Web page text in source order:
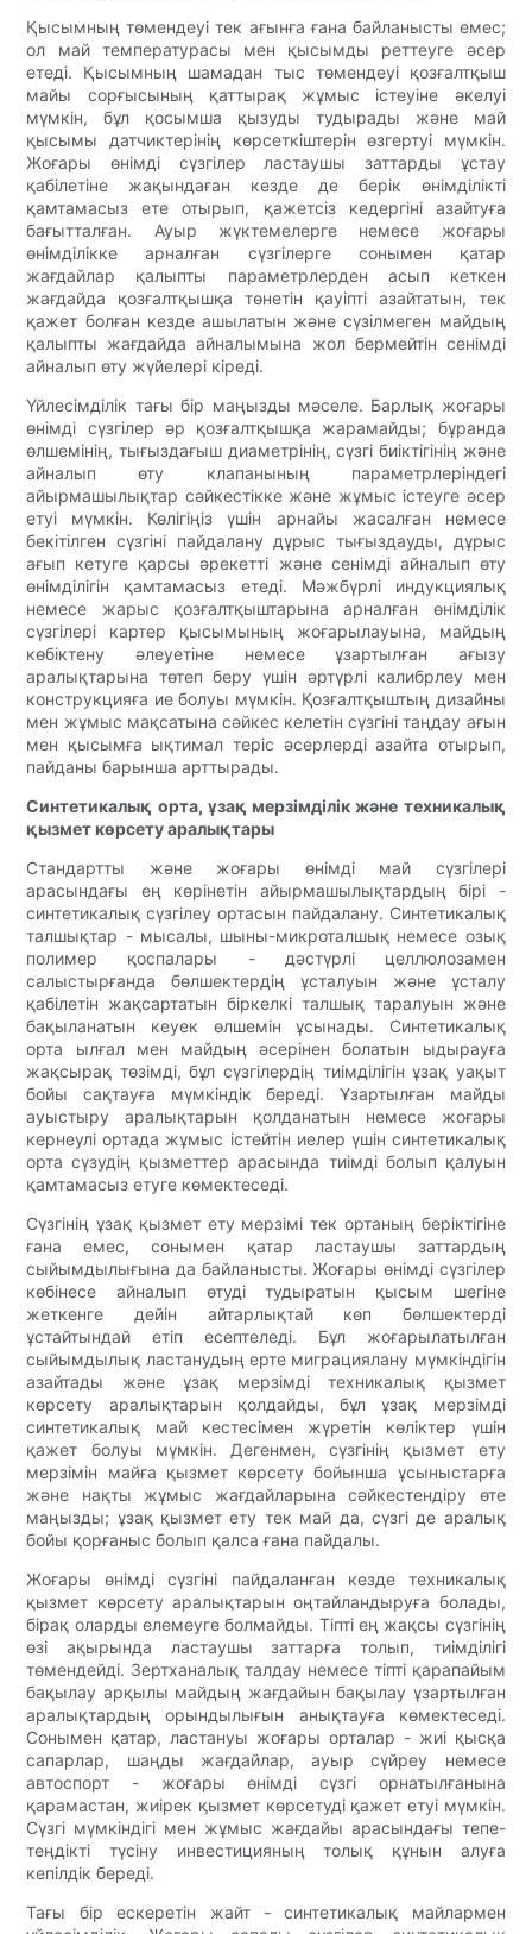
Қысымның төмендеуі тек ағынға ғана байланысты емес;
ол май температурасы мен қысымды реттеуге әсер
етеді. Қысымның шамадан тыс төмендеуі қозғалтқыш
майы сорғысының қаттырақ жұмыс істеуіне әкелуі
мүмкін, бұл қосымша қызуды тудырады және май
қысымы датчиктерінің көрсеткіштерін өзгертуі мүмкін.
Жоғары өнімді сүзгілер ластаушы заттарды ұстау
қабілетіне жақындаған кезде де берік өнімділікті
қамтамасыз ете отырып, қажетсіз кедергіні азайтуға
бағытталған. Ауыр жүктемелерге немесе жоғары
өнімділікке арналған сүзгілерге сонымен қатар
жағдайлар қалыпты параметрлерден асып кеткен
жағдайда қозғалтқышқа төнетін қауіпті азайтатын, тек
қажет болған кезде ашылатын және сүзілмеген майдың
қалыпты жағдайда айналымына жол бермейтін сенімді
айналып өту жүйелері кіреді.
Үйлесімділік тағы бір маңызды мәселе. Барлық жоғары
өнімді сүзгілер әр қозғалтқышқа жарамайды; бұранда
өлшемінің, тығыздағыш диаметрінің, сүзгі биіктігінің және
айналып өту клапанының параметрлеріндегі
айырмашылықтар сәйкестікке және жұмыс істеуге әсер
етуі мүмкін. Көлігіңіз үшін арнайы жасалған немесе
бекітілген сүзгіні пайдалану дұрыс тығыздауды, дұрыс
ағып кетуге қарсы әрекетті және сенімді айналып өту
өнімділігін қамтамасыз етеді. Мәжбүрлі индукциялық
немесе жарыс қозғалтқыштарына арналған өнімділік
сүзгілері картер қысымының жоғарылауына, майдың
көбіктену әлеуетіне немесе ұзартылған ағызу
аралықтарына төтеп беру үшін әртүрлі калибрлеу мен
конструкцияға ие болуы мүмкін. Қозғалтқыштың дизайны
мен жұмыс мақсатына сәйкес келетін сүзгіні таңдау ағын
мен қысымға ықтимал теріс әсерлерді азайта отырып,
пайданы барынша арттырады.
Синтетикалық орта, ұзақ мерзімділік және техникалық
қызмет көрсету аралықтары
Стандартты және жоғары өнімді май сүзгілері
арасындағы ең көрінетін айырмашылықтардың бірі -
синтетикалық сүзгілеу ортасын пайдалану. Синтетикалық
талшықтар - мысалы, шыны-микроталшық немесе озық
полимер қоспалары - дәстүрлі целлюлозамен
салыстырғанда бөлшектердің ұсталуын және ұсталу
қабілетін жақсартатын біркелкі талшық таралуын және
бақыланатын кеуек өлшемін ұсынады. Синтетикалық
орта ылғал мен майдың әсерінен болатын ыдырауға
жақсырақ төзімді, бұл сүзгілердің тиімділігін ұзақ уақыт
бойы сақтауға мүмкіндік береді. Ұзартылған майды
ауыстыру аралықтарын қолданатын немесе жоғары
кернеулі ортада жұмыс істейтін иелер үшін синтетикалық
орта сүзудің қызметтер арасында тиімді болып қалуын
қамтамасыз етуге көмектеседі.
Сүзгінің ұзақ қызмет ету мерзімі тек ортаның беріктігіне
ғана емес, сонымен қатар ластаушы заттардың
сыйымдылығына да байланысты. Жоғары өнімді сүзгілер
көбінесе айналып өтуді тудыратын қысым шегіне
жеткенге дейін айтарлықтай көп бөлшектерді
ұстайтындай етіп есептеледі. Бұл жоғарылатылған
сыйымдылық ластанудың ерте миграциялану мүмкіндігін
азайтады және ұзақ мерзімді техникалық қызмет
көрсету аралықтарын қолдайды, бұл ұзақ мерзімді
синтетикалық май кестесімен жүретін көліктер үшін
қажет болуы мүмкін. Дегенмен, сүзгінің қызмет ету
мерзімін майға қызмет көрсету бойынша ұсыныстарға
және нақты жұмыс жағдайларына сәйкестендіру өте
маңызды; ұзақ қызмет ету тек май да, сүзгі де аралық
бойы қорғаныс болып қалса ғана пайдалы.
Жоғары өнімді сүзгіні пайдаланған кезде техникалық
қызмет көрсету аралықтарын оңтайландыруға болады,
бірақ оларды елемеуге болмайды. Тіпті ең жақсы сүзгінің
өзі ақырында ластаушы заттарға толып, тиімділігі
төмендейді. Зертханалық талдау немесе тіпті қарапайым
бақылау арқылы майдың жағдайын бақылау ұзартылған
аралықтардың орындылығын анықтауға көмектеседі.
Сонымен қатар, ластануы жоғары орталар - жиі қысқа
сапарлар, шаңды жағдайлар, ауыр сүйреу немесе
автоспорт - жоғары өнімді сүзгі орнатылғанына
қарамастан, жиірек қызмет көрсетуді қажет етуі мүмкін.
Сүзгі мүмкіндігі мен жұмыс жағдайы арасындағы тепе-
теңдікті түсіну инвестицияның толық құнын алуға
кепілдік береді.
Тағы бір ескеретін жайт - синтетикалық майлармен